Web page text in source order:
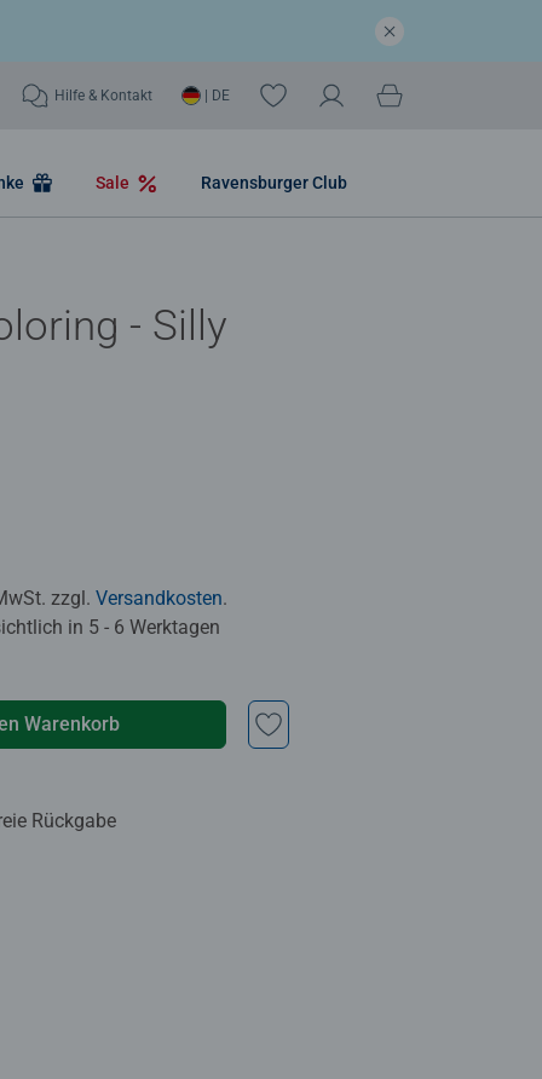
Hilfe & Kontakt | DE
Sale Ravensburger Club
- Silly
zzgl. Versandkosten.
in 5 - 6 Werktagen
Warenkorb
Rückgabe